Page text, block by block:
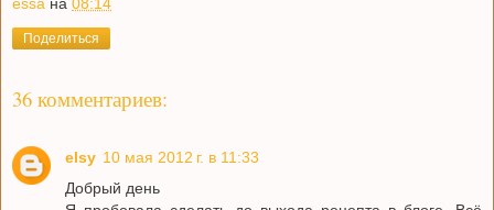
essa на 08:14
Поделиться
36 комментариев:
elsy 10 мая 2012 г. в 11:33
Добрый день